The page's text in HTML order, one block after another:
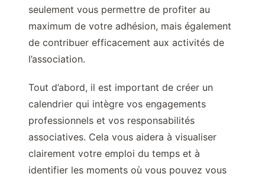
seulement vous permettre de profiter au
maximum de votre adhésion, mais également
de contribuer efficacement aux activités de
l’association.
Tout d’abord, il est important de créer un
calendrier qui intègre vos engagements
professionnels et vos responsabilités
associatives. Cela vous aidera à visualiser
clairement votre emploi du temps et à
identifier les moments où vous pouvez vous